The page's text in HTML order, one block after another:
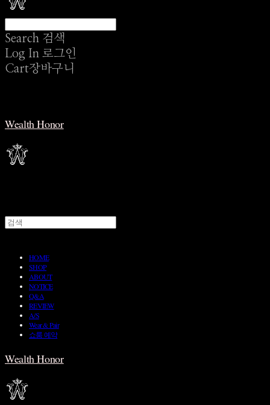
Search 검색
Log In 로그인
Cart장바구니
Wealth Honor
HOME
SHOP
ABOUT
NOTICE
Q&A
REVIEW
A/S
Wear & Pair
쇼룸 예약
Wealth Honor